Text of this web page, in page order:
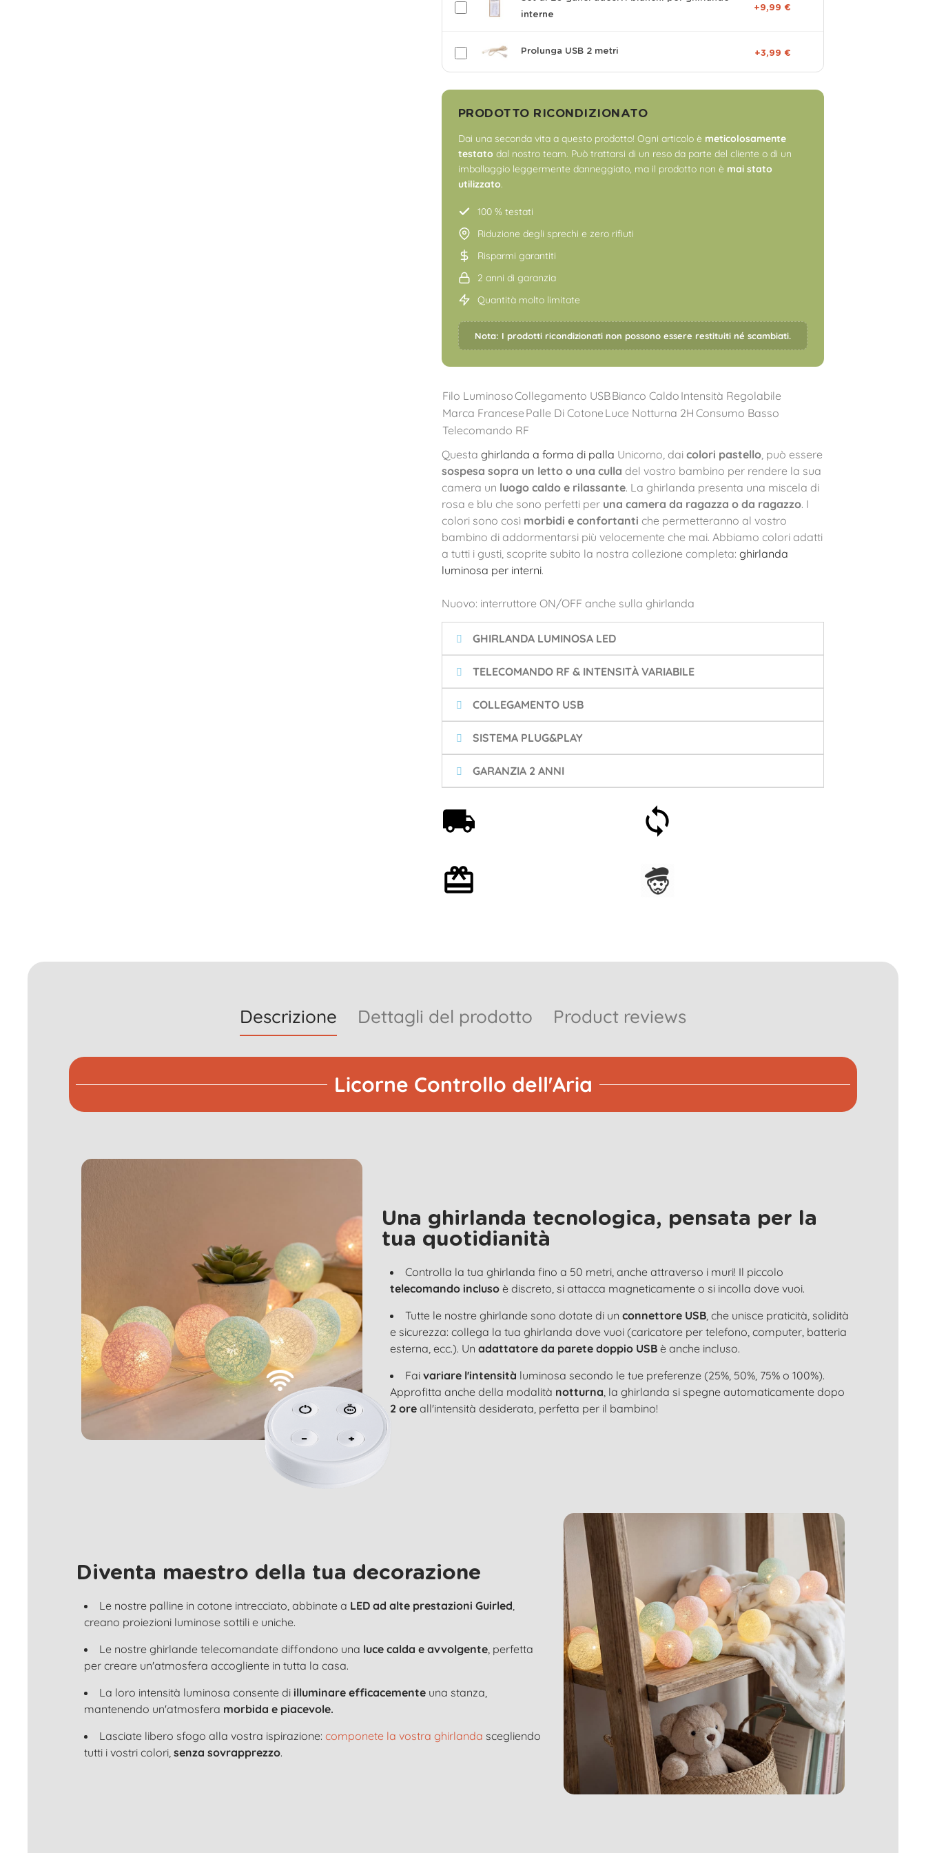
interne
+9,99 €
Prolunga USB 2 metri +3,99 €
PRODOTTO RICONDIZIONATO
Dai una seconda vita a questo prodotto! Ogni articolo è meticolosamente
testato dal nostro team. Può trattarsi di un reso da parte del cliente o di un
imballaggio leggermente danneggiato, ma il prodotto non è mai stato
utilizzato.
100 % testati
Riduzione degli sprechi e zero rifiuti
Risparmi garantiti
2 anni di garanzia
Quantità molto limitate
Nota: I prodotti ricondizionati non possono essere restituiti né scambiati.
Filo LuminosoCollegamento USBBianco Caldo Intensità Regolabile
Marca Francese Palle Di Cotone Luce Notturna 2H Consumo Basso
Telecomando RF
Questa ghirlanda a forma di palla Unicorno, dai colori pastello, può essere
sospesa sopra un letto o una culla del vostro bambino per rendere la sua
camera un luogo caldo e rilassante. La ghirlanda presenta una miscela di
rosa e blu che sono perfetti per una camera da ragazza o da ragazzo. I
colori sono così morbidi e confortanti che permetteranno al vostro
bambino di addormentarsi più velocemente che mai. Abbiamo colori adatti
a tutti i gusti, scoprite subito la nostra collezione completa: ghirlanda
luminosa per interni.
Nuovo: interruttore ON/OFF anche sulla ghirlanda
GHIRLANDA LUMINOSA LED
TELECOMANDO RF & INTENSITÀ VARIABILE
COLLEGAMENTO USB
SISTEMA PLUG&PLAY
GARANZIA 2 ANNI
Descrizione Dettagli del prodotto Product reviews
Licorne Controllo dell'Aria
Una ghirlanda tecnologica, pensata per la
tua quotidianità
Controlla la tua ghirlanda fino a 50 metri, anche attraverso i muri! Il piccolo
telecomando incluso è discreto, si attacca magneticamente o si incolla dove vuoi.
Tutte le nostre ghirlande sono dotate di unconnettore USB, che unisce praticità, solidità
e sicurezza: collega la tua ghirlanda dove vuoi (caricatore per telefono, computer, batteria
esterna, ecc.). Unadattatore da parete doppio USB è anche incluso.
Faivariare l'intensità luminosa secondo le tue preferenze (25%, 50%, 75% o 100%).
Approfitta anche della modalità notturna, la ghirlanda si spegne automaticamente dopo
2 ore all'intensità desiderata, perfetta per il bambino!
Diventa maestro della tua decorazione
Le nostre palline in cotone intrecciato, abbinate a LED ad alte prestazioni Guirled,
creano proiezioni luminose sottili e uniche.
Le nostre ghirlande telecomandate diffondono una luce calda e avvolgente, perfetta
per creare un'atmosfera accogliente in tutta la casa.
La loro intensità luminosa consente di illuminare efficacemente una stanza,
mantenendo un'atmosfera morbida e piacevole.
Lasciate libero sfogo alla vostra ispirazione: componete la vostra ghirlanda scegliendo
tutti i vostri colori, senza sovrapprezzo.